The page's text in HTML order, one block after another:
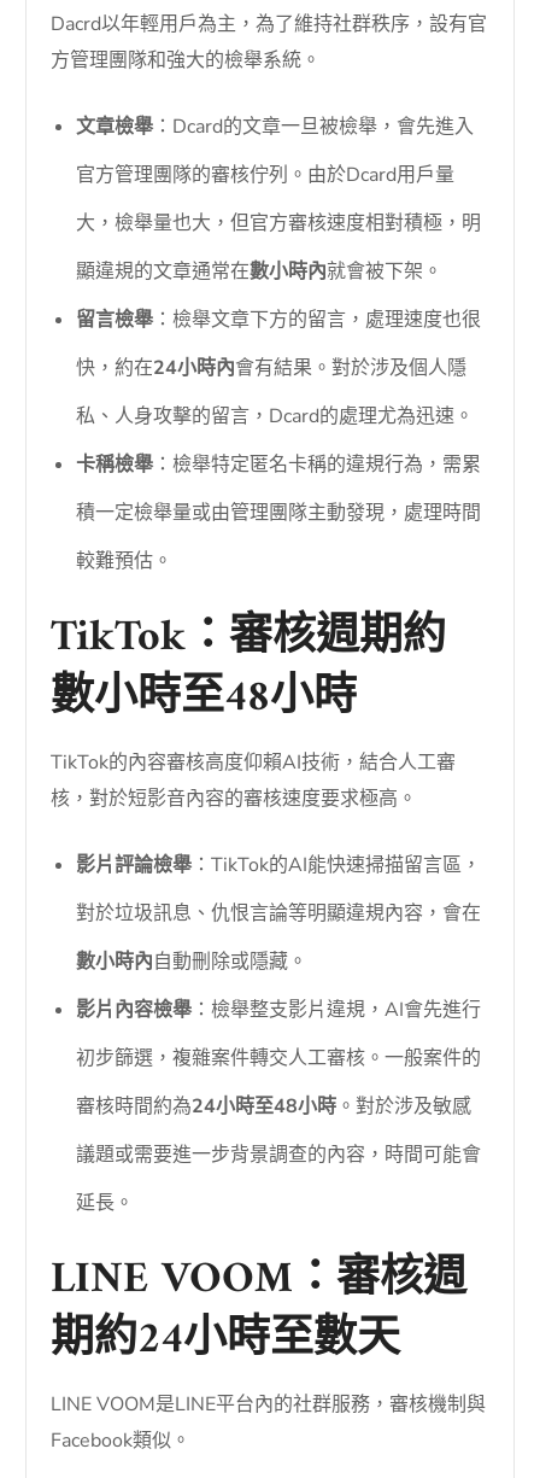
Dacrd以年輕用戶為主，為了維持社群秩序，設有官
方管理團隊和強大的檢舉系統。
文章檢舉 ：Dcard的文章一旦被檢舉，會先進入
官方管理團隊的審核佇列。由於Dcard用戶量
大，檢舉量也大，但官方審核速度相對積極，明
顯違規的文章通常在數小時內就會被下架。
留言檢舉 ：檢舉文章下方的留言，處理速度也很
快，約在24小時內會有結果。對於涉及個人隱
私、人身攻擊的留言，Dcard的處理尤為迅速。
卡稱檢舉 ：檢舉特定匿名卡稱的違規行為，需累
積一定檢舉量或由管理團隊主動發現，處理時間
較難預估。
TikTok：審核週期約
數小時至48小時
TikTok的內容審核高度仰賴AI技術，結合人工審
核，對於短影音內容的審核速度要求極高。
影片評論檢舉 ：TikTok的AI能快速掃描留言區，
對於垃圾訊息、仇恨言論等明顯違規內容，會在
數小時內自動刪除或隱藏。
影片內容檢舉 ：檢舉整支影片違規，AI會先進行
初步篩選，複雜案件轉交人工審核。一般案件的
審核時間約為24小時至48小時 。對於涉及敏感
議題或需要進一步背景調查的內容，時間可能會
延長。
LINE VOOM：審核週
期約24小時至數天
LINE VOOM是LINE平台內的社群服務，審核機制與
Facebook類似。